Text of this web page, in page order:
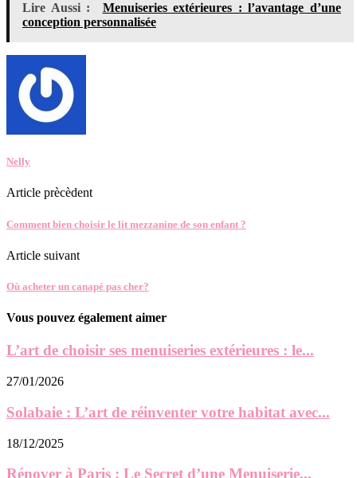
Lire Aussi :
Menuiseries extérieures : l’avantage d’une
conception personnalisée
Nelly
Article prècèdent
Comment bien choisir le lit mezzanine de son enfant ?
Article suivant
Où acheter un canapé pas cher?
Vous pouvez également aimer
L’art de choisir ses menuiseries extérieures : le...
27/01/2026
Solabaie : L’art de réinventer votre habitat avec...
18/12/2025
Rénover à Paris : Le Secret d’une Menuiserie...